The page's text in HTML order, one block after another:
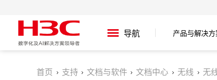
导航 产品与解决
首页 支持 文档与软件 文档中心 无线 无